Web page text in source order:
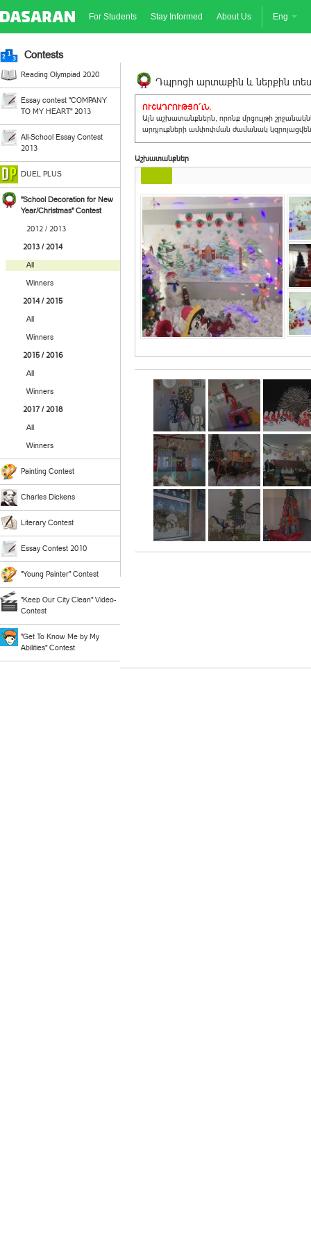
For Students Stay Informed About Us Eng
Contests
Reading Olympiad 2020
Essay contest "COMPANY
TO MY HEART" 2013
All-School Essay Contest
2013
DUEL PLUS
"School Decoration for New
Year/Christmas" Contest
2012 / 2013
2013 / 2014
All
Winners
2014 / 2015
All
Winners
2015 / 2016
All
Winners
2017 / 2018
All
Winners
Painting Contest
Charles Dickens
Literary Contest
Essay Contest 2010
"Young Painter" Contest
"Keep Our City Clean" Video-
Contest
"Get To Know Me by My
Abilities" Contest
Դպրոցի արտաքին և ներքին
ՈՒՇԱԴՐՈՒԹՅՈ´ւՆ.
Այն աշխատանքներն, որոնք մրցույթի
արդյուքների ամփոփման ժամանակ
Աշխատանքներ